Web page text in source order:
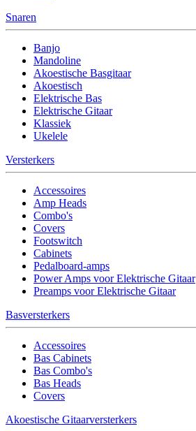
Snaren
Banjo
Mandoline
Akoestische Basgitaar
Akoestisch
Elektrische Bas
Elektrische Gitaar
Klassiek
Ukelele
Versterkers
Accessoires
Amp Heads
Combo's
Covers
Footswitch
Cabinets
Pedalboard-amps
Power Amps voor Elektrische Gitaar
Preamps voor Elektrische Gitaar
Basversterkers
Accessoires
Bas Cabinets
Bas Combo's
Bas Heads
Covers
Akoestische Gitaarversterkers